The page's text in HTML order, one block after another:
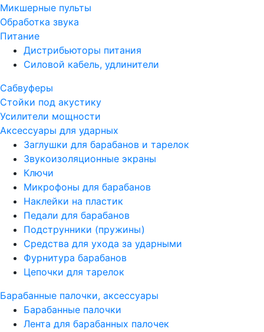
Микшерные пульты
Обработка звука
Питание
Дистрибьюторы питания
Силовой кабель, удлинители
Сабвуферы
Стойки под акустику
Усилители мощности
Аксессуары для ударных
Заглушки для барабанов и тарелок
Звукоизоляционные экраны
Ключи
Микрофоны для барабанов
Наклейки на пластик
Педали для барабанов
Подструнники (пружины)
Средства для ухода за ударными
Фурнитура барабанов
Цепочки для тарелок
Барабанные палочки, аксессуары
Барабанные палочки
Лента для барабанных палочек